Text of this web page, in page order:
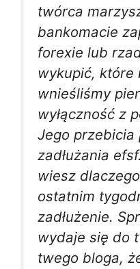
twórca
bankomacie
forexie lub
wykupić, które
wnieśliśmy
wyłączność z
Jego przebicia
zadłużania
wiesz
ostatnim
zadłużenie.
wydaje się do
twego bloga,